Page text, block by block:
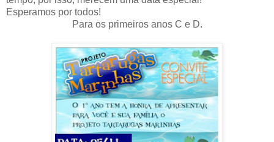
Esperamos por todos!
Para os primeiros anos C e D.